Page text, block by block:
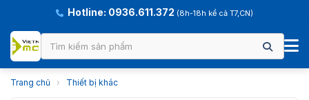
Hotline: 0936.611.372 (8h-18h kể cả T7,CN)
Trang chủ › Thiết bị khác